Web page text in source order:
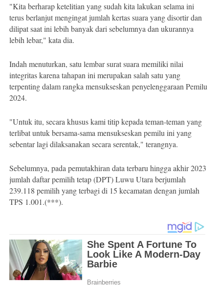
"Kita berharap ketelitian yang sudah kita lakukan selama ini
terus berlanjut mengingat jumlah kertas suara yang disortir dan
dilipat saat ini lebih banyak dari sebelumnya dan ukurannya
lebih lebar," kata dia.
Indah menuturkan, satu lembar surat suara memiliki nilai
integritas karena tahapan ini merupakan salah satu yang
terpenting dalam rangka mensukseskan penyelenggaraan Pemilu
2024.
"Untuk itu, secara khusus kami titip kepada teman-teman yang
terlibat untuk bersama-sama mensukseskan pemilu ini yang
sebentar lagi dilaksanakan secara serentak," terangnya.
Sebelumnya, pada pemutakhiran data terbaru hingga akhir 2023
jumlah daftar pemilih tetap (DPT) Luwu Utara berjumlah
239.118 pemilih yang terbagi di 15 kecamatan dengan jumlah
TPS 1.001.(***).